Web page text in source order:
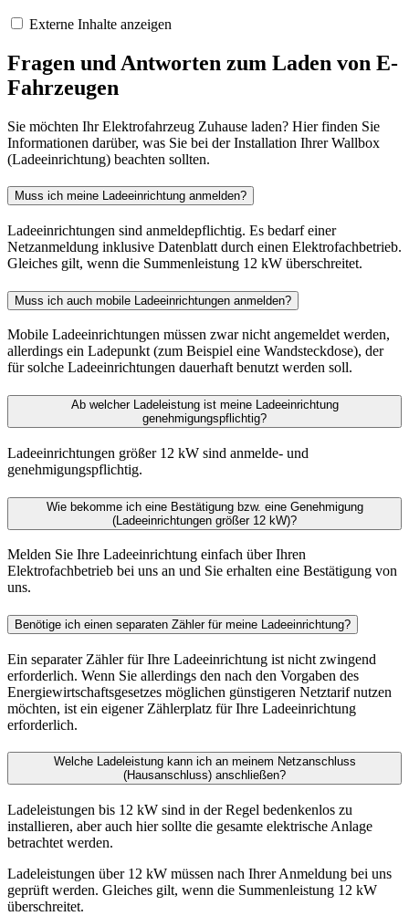
Externe Inhalte anzeigen
Fragen und Antworten zum Laden von E-
Fahrzeugen
Sie möchten Ihr Elektrofahrzeug Zuhause laden? Hier finden Sie
Informationen darüber, was Sie bei der Installation Ihrer Wallbox
(Ladeeinrichtung) beachten sollten.
Muss ich meine Ladeeinrichtung anmelden?
Ladeeinrichtungen sind anmeldepflichtig. Es bedarf einer
Netzanmeldung inklusive Datenblatt durch einen Elektrofachbetrieb.
Gleiches gilt, wenn die Summenleistung 12 kW überschreitet.
Muss ich auch mobile Ladeeinrichtungen anmelden?
Mobile Ladeeinrichtungen müssen zwar nicht angemeldet werden,
allerdings ein Ladepunkt (zum Beispiel eine Wandsteckdose), der
für solche Ladeeinrichtungen dauerhaft benutzt werden soll.
Ab welcher Ladeleistung ist meine Ladeeinrichtung
genehmigungspflichtig?
Ladeeinrichtungen größer 12 kW sind anmelde- und
genehmigungspflichtig.
Wie bekomme ich eine Bestätigung bzw. eine Genehmigung
(Ladeeinrichtungen größer 12 kW)?
Melden Sie Ihre Ladeeinrichtung einfach über Ihren
Elektrofachbetrieb bei uns an und Sie erhalten eine Bestätigung von
uns.
Benötige ich einen separaten Zähler für meine Ladeeinrichtung?
Ein separater Zähler für Ihre Ladeeinrichtung ist nicht zwingend
erforderlich. Wenn Sie allerdings den nach den Vorgaben des
Energiewirtschaftsgesetzes möglichen günstigeren Netztarif nutzen
möchten, ist ein eigener Zählerplatz für Ihre Ladeeinrichtung
erforderlich.
Welche Ladeleistung kann ich an meinem Netzanschluss
(Hausanschluss) anschließen?
Ladeleistungen bis 12 kW sind in der Regel bedenkenlos zu
installieren, aber auch hier sollte die gesamte elektrische Anlage
betrachtet werden.
Ladeleistungen über 12 kW müssen nach Ihrer Anmeldung bei uns
geprüft werden. Gleiches gilt, wenn die Summenleistung 12 kW
überschreitet.